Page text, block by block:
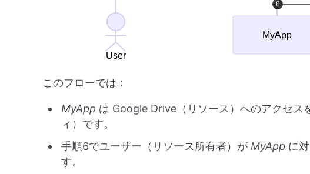
このフローでは：
MyApp は Google Drive（リソース）へのアクセス
ィ）です。
手順6でユーザー（リソース所有者）が MyApp に
す。